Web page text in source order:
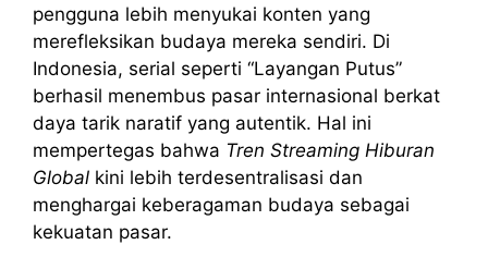
pengguna lebih menyukai konten yang
merefleksikan budaya mereka sendiri. Di
Indonesia, serial seperti “Layangan Putus”
berhasil menembus pasar internasional berkat
daya tarik naratif yang autentik. Hal ini
mempertegas bahwa Tren Streaming Hiburan
Global kini lebih terdesentralisasi dan
menghargai keberagaman budaya sebagai
kekuatan pasar.